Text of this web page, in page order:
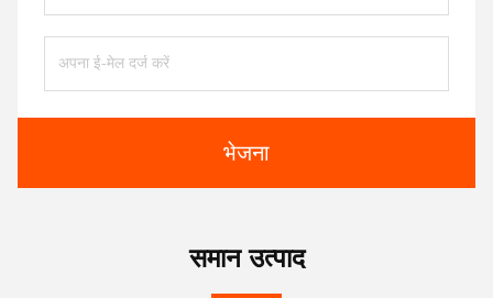
भेजना
समान उत्पाद